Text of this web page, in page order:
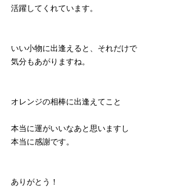
活躍してくれています。
いい小物に出逢えると、それだけで
気分もあがりますね。
オレンジの相棒に出逢えてこと
本当に運がいいなあと思いますし
本当に感謝です。
ありがとう！